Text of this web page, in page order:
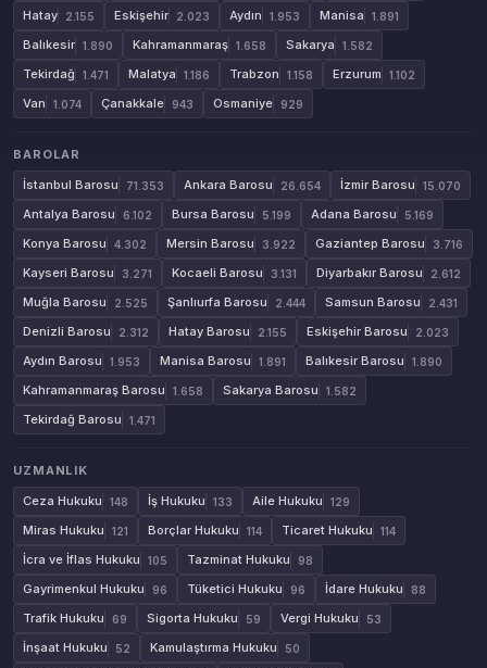
Hatay 2.155 Eskişehir 2.023 Aydın 1.953 Manisa 1.891
Balıkesir 1.890 Kahramanmaraş 1.658 Sakarya 1.582
Tekirdağ 1.471 Malatya 1.186 Trabzon 1.158 Erzurum 1.102
Van 1.074 Çanakkale 943 Osmaniye 929
BAROLAR
İstanbul Barosu
71.353 Ankara Barosu 26.654 İzmir Barosu 15.070
Antalya Barosu 6.102 Bursa Barosu 5.199 Adana Barosu 5.169
Konya Barosu 4.302 Mersin Barosu 3.922 Gaziantep Barosu 3.716
Kayseri Barosu 3.271 Kocaeli Barosu 3.131 Diyarbakır Barosu 2.612
Muğla Barosu 2.525 Şanlıurfa Barosu 2.444 Samsun Barosu 2.431
Denizli Barosu 2.312 Hatay Barosu 2.155 Eskişehir Barosu 2.023
Aydın Barosu 1.953 Manisa Barosu 1.891 Balıkesir Barosu 1.890
Kahramanmaraş Barosu 1.658 Sakarya Barosu 1.582
Tekirdağ Barosu 1.471
UZMANLIK
Ceza Hukuku
148 İş Hukuku 133 Aile Hukuku 129
Miras Hukuku 121 Borçlar Hukuku 114 Ticaret Hukuku 114
İcra ve İflas Hukuku 105 Tazminat Hukuku 98
Gayrimenkul Hukuku 96 Tüketici Hukuku 96 İdare Hukuku 88
Trafik Hukuku 69 Sigorta Hukuku 59 Vergi Hukuku 53
İnşaat Hukuku 52 Kamulaştırma Hukuku 50